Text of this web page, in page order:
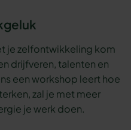
je zelfontwikkeling kom
drijfveren, talenten en
een workshop leert hoe
zal je met meer
je werk doen.